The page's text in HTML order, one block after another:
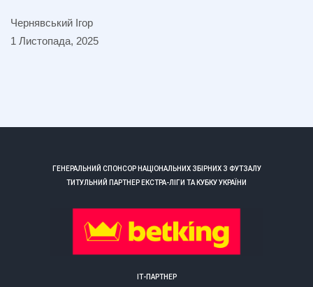
Чернявський Ігор
1 Листопада, 2025
ГЕНЕРАЛЬНИЙ СПОНСОР НАЦІОНАЛЬНИХ ЗБІРНИХ З ФУТЗАЛУ
ТИТУЛЬНИЙ ПАРТНЕР ЕКСТРА-ЛІГИ ТА КУБКУ УКРАЇНИ
ІТ-ПАРТНЕР